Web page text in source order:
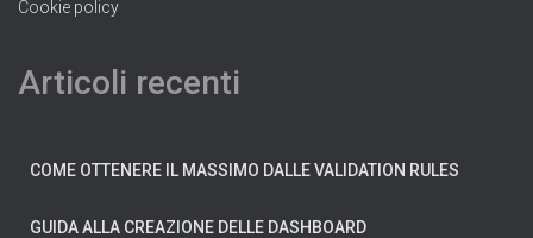
Cookie policy
Articoli recenti
COME OTTENERE IL MASSIMO DALLE VALIDATION RULES
GUIDA ALLA CREAZIONE DELLE DASHBOARD